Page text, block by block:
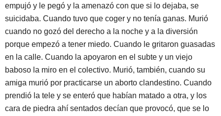
empujó y le pegó y la amenazó con que si lo dejaba, se
suicidaba. Cuando tuvo que coger y no tenía ganas. Murió
cuando no gozó del derecho a la noche y a la diversión
porque empezó a tener miedo. Cuando le gritaron guasadas
en la calle. Cuando la apoyaron en el subte y un viejo
baboso la miro en el colectivo. Murió, también, cuando su
amiga murió por practicarse un aborto clandestino. Cuando
prendió la tele y se enteró que habían matado a otra, y los
cara de piedra ahí sentados decían que provocó, que se lo